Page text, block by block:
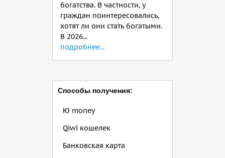
богатства. В частности, у
граждан поинтересовались,
хотят ли они стать богатыми.
В 2026...
подробнее...
Способы получения:
Ю money
Qiwi кошелек
Банковская карта